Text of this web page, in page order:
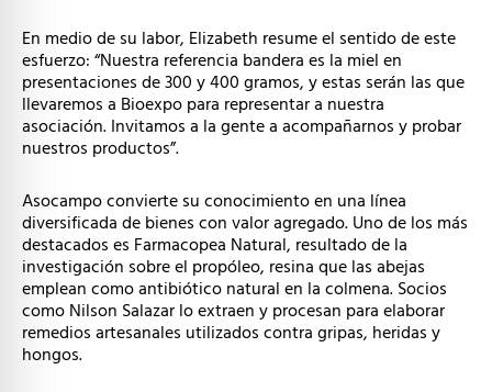
En medio de su labor, Elizabeth resume el sentido de este
esfuerzo: “Nuestra referencia bandera es la miel en
presentaciones de 300 y 400 gramos, y estas serán las que
llevaremos a Bioexpo para representar a nuestra
asociación. Invitamos a la gente a acompañarnos y probar
nuestros productos”.
Asocampo convierte su conocimiento en una línea
diversificada de bienes con valor agregado. Uno de los más
destacados es Farmacopea Natural, resultado de la
investigación sobre el propóleo, resina que las abejas
emplean como antibiótico natural en la colmena. Socios
como Nilson Salazar lo extraen y procesan para elaborar
remedios artesanales utilizados contra gripas, heridas y
hongos.